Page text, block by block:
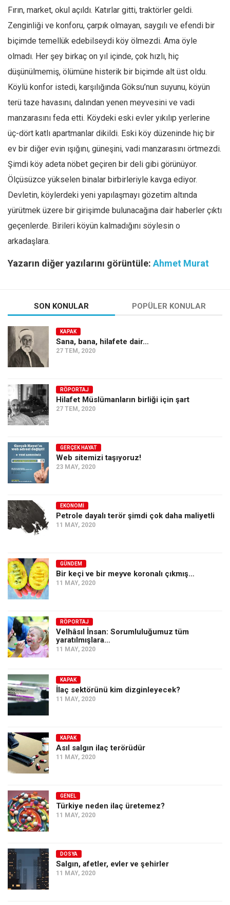
Fırın, market, okul açıldı. Katırlar gitti, traktörler geldi.
Zenginliği ve konforu, çarpık olmayan, saygılı ve efendi bir
biçimde temellük edebilseydi köy ölmezdi. Ama öyle
olmadı. Her şey birkaç on yıl içinde, çok hızlı, hiç
düşünülmemiş, ölümüne histerik bir biçimde alt üst oldu.
Köylü konfor istedi, karşılığında Göksu’nun suyunu, köyün
terü taze havasını, dalından yenen meyvesini ve vadi
manzarasını feda etti. Köydeki eski evler yıkılıp yerlerine
üç-dört katlı apartmanlar dikildi. Eski köy düzeninde hiç bir
ev bir diğer evin ışığını, güneşini, vadi manzarasını örtmezdi.
Şimdi köy adeta nöbet geçiren bir deli gibi görünüyor.
Ölçüsüzce yükselen binalar birbirleriyle kavga ediyor.
Devletin, köylerdeki yeni yapılaşmayı gözetim altında
yürütmek üzere bir girişimde bulunacağına dair haberler çıktı
geçenlerde. Birileri köyün kalmadığını söylesin o
arkadaşlara.
Yazarın diğer yazılarını görüntüle: Ahmet Murat
SON KONULAR POPÜLER KONULAR
KAPAK
Sana, bana, hilafete dair…
27 TEM, 2020
RÖPORTAJ
Hilafet Müslümanların birliği için şart
27 TEM, 2020
GERÇEK HAYAT
Web sitemizi taşıyoruz!
23 MAY, 2020
EKONOMI
Petrole dayalı terör şimdi çok daha maliyetli
11 MAY, 2020
GÜNDEM
Bir keçi ve bir meyve koronalı çıkmış…
11 MAY, 2020
RÖPORTAJ
Velhâsıl İnsan: Sorumluluğumuz tüm
yaratılmışlara…
11 MAY, 2020
KAPAK
İlaç sektörünü kim dizginleyecek?
11 MAY, 2020
KAPAK
Asıl salgın ilaç terörüdür
11 MAY, 2020
GENEL
Türkiye neden ilaç üretemez?
11 MAY, 2020
DOSYA
Salgın, afetler, evler ve şehirler
11 MAY, 2020